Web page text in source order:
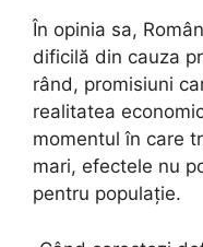
În opinia sa,
dificilă din cauza
rând, promisiuni
realitatea
momentul în care
mari, efectele nu
pentru populație.